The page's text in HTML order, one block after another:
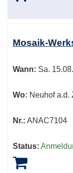
Mosaik-
Wann: Sa.
Wo: Neuhof a.d.
Nr.: ANAC7104
Status: